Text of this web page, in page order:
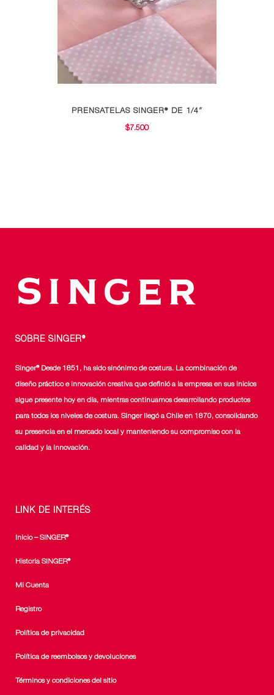
en
página
de
producto
PRENSATELAS SINGER® DE 1/4″
$7.500
SOBRE SINGER®
Singer® Desde 1851, ha sido sinónimo de costura. La combinación de
diseño práctico e innovación creativa que definió a la empresa en sus inicios
sigue presente hoy en día, mientras continuamos desarrollando productos
para todos los niveles de costura. Singer llegó a Chile en 1870, consolidando
su presencia en el mercado local y manteniendo su compromiso con la
calidad y la innovación.
LINK DE INTERÉS
Inicio – SINGER®
Historia SINGER®
Mi Cuenta
Registro
Política de privacidad
Política de reembolsos y devoluciones
Términos y condiciones del sitio